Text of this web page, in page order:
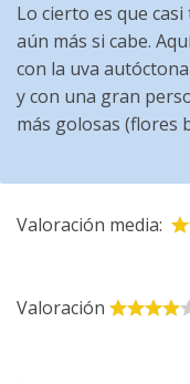
Lo cierto es que
aún más si cabe.
con la uva
y con una gran
más golosas (flores
Valoración media:
Valoración